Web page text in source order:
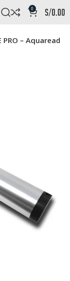
0 s/0.00
PRO – Aquaread